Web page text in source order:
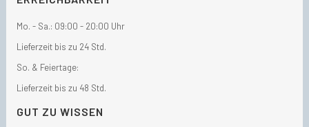
Mo. - Sa.: 09:00 - 20:00 Uhr
Lieferzeit bis zu 24 Std.
So. & Feiertage:
Lieferzeit bis zu 48 Std.
GUT ZU WISSEN